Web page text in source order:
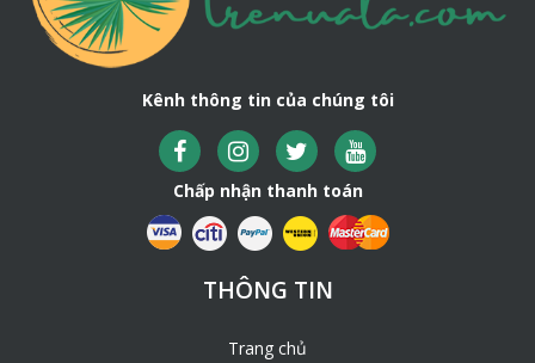
Kênh thông tin của chúng tôi
Chấp nhận thanh toán
THÔNG TIN
Trang chủ